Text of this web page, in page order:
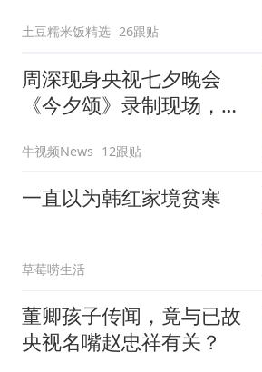
土豆糯米饭精选 26跟贴
周深现身央视七夕晚会
《今夕颂》录制现场，全
磨舞台
牛视频News 12跟贴
一直以为韩红家境贫寒
草莓唠生活
董卿孩子传闻，竟与已故
央视名嘴赵忠祥有关？